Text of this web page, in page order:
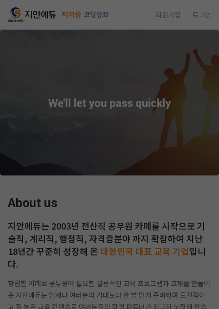
회원가입 로그인
About us
지안에듀는 2003년 전산직 공무원 카페를 시작으로 기
술직, 계리직, 행정직, 자격증분야 까지 확장하여 지난
18년간 꾸준히 성장해 온 대한민국 대표 교육 기업입니
다.
창립한 이래로 공무원에 필요한 실용적인 교육 프로그램과 교재를 만들어
온 지안에듀는 언제나 여러분의 기대보다 한 발 먼저 준비하며 도전적이
고 질 높은 교육 컨텐츠로 여러분들의 합격 파트너가 되고자 노력해 왔습